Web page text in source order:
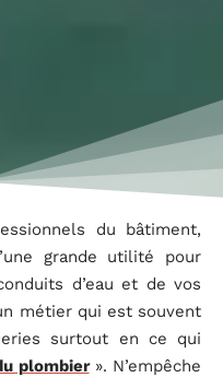
du bâtiment,
grande utilité pour
d’eau et de vos
métier qui est souvent
surtout en ce qui
plombier». N’empêche